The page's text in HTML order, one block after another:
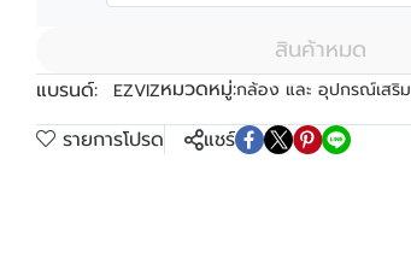
สินค้าหมด
แบรนด์: EZVIZหมวดหมู่:กล้อง และ อุปกรณ์เสริม
รายการโปรด แชร์